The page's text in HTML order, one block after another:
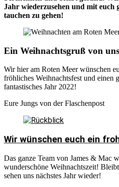
Jahr wiederzusehen und mit euch
tauchen zu gehen!
Ein Weihnachtsgruß von uns
Wir hier am Roten Meer wünschen
fröhliches Weihnachtsfest und einen
fantastisches Jahr 2022!
Eure Jungs von der Flaschenpost
Wir wünschen euch ein
Das ganze Team von James & Mac
wunderschöne Weihnachtszeit!
sehen uns nächstes Jahr wieder!